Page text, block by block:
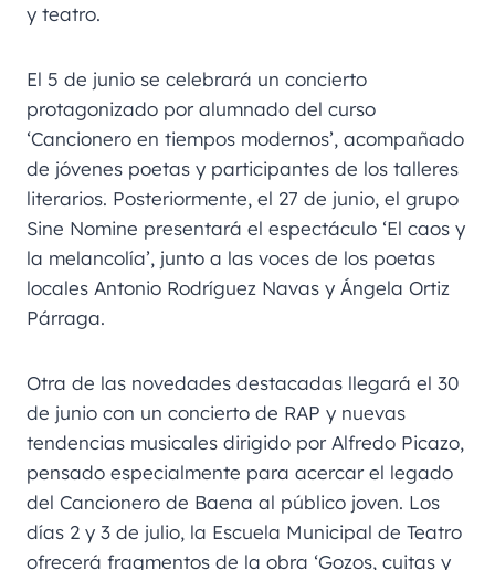
y teatro.
El 5 de junio se celebrará un concierto
protagonizado por alumnado del curso
‘Cancionero en tiempos modernos’, acompañado
de jóvenes poetas y participantes de los talleres
literarios. Posteriormente, el 27 de junio, el grupo
Sine Nomine presentará el espectáculo ‘El caos y
la melancolía’, junto a las voces de los poetas
locales Antonio Rodríguez Navas y Ángela Ortiz
Párraga.
Otra de las novedades destacadas llegará el 30
de junio con un concierto de RAP y nuevas
tendencias musicales dirigido por Alfredo Picazo,
pensado especialmente para acercar el legado
del Cancionero de Baena al público joven. Los
días 2 y 3 de julio, la Escuela Municipal de Teatro
ofrecerá fragmentos de la obra ‘Gozos, cuitas y